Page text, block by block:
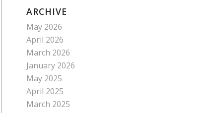
ARCHIVE
May 2026
April 2026
March 2026
January 2026
May 2025
April 2025
March 2025